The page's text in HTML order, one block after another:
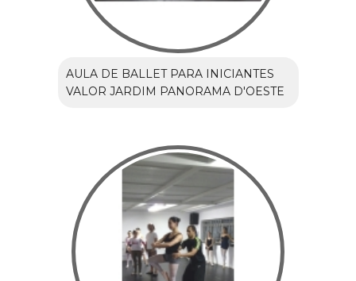
AULA DE BALLET PARA INICIANTES
VALOR JARDIM PANORAMA D'OESTE